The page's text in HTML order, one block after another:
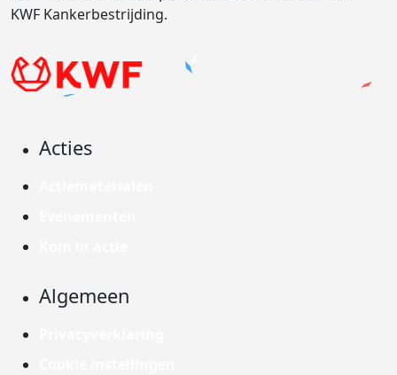
KWF Kankerbestrijding.
Acties
Algemeen